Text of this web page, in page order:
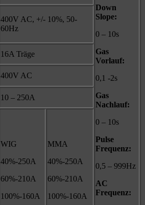
Down
Slope:
0 – 10s
Gas
Vorlauf:
0,1 -2s
Gas
Nachlauf:
0 – 10s
Pulse
Frequenz:
0,5 – 999Hz
AC
Frequenz:
400V AC, +/- 10%, 50-
60Hz
16A Träge
400V AC
10 – 250A
WIG
40%-250A
60%-210A
100%-160A
MMA
40%-250A
60%-210A
100%-160A